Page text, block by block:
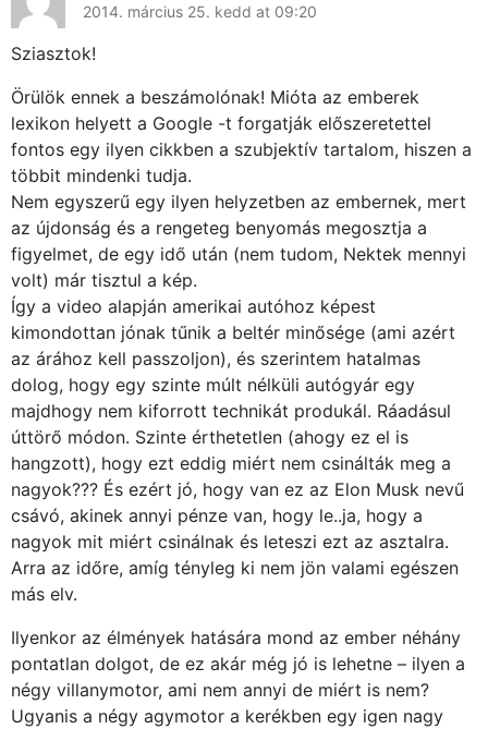
2014. március 25. kedd at 09:20
Sziasztok!
Örülök ennek a beszámolónak! Mióta az emberek
lexikon helyett a Google -t forgatják előszeretettel
fontos egy ilyen cikkben a szubjektív tartalom, hiszen a
többit mindenki tudja.
Nem egyszerű egy ilyen helyzetben az embernek, mert
az újdonság és a rengeteg benyomás megosztja a
figyelmet, de egy idő után (nem tudom, Nektek mennyi
volt) már tisztul a kép.
Így a video alapján amerikai autóhoz képest
kimondottan jónak tűnik a beltér minősége (ami azért
az árához kell passzoljon), és szerintem hatalmas
dolog, hogy egy szinte múlt nélküli autógyár egy
majdhogy nem kiforrott technikát produkál. Ráadásul
úttörő módon. Szinte érthetetlen (ahogy ez el is
hangzott), hogy ezt eddig miért nem csinálták meg a
nagyok??? És ezért jó, hogy van ez az Elon Musk nevű
csávó, akinek annyi pénze van, hogy le..ja, hogy a
nagyok mit miért csinálnak és leteszi ezt az asztalra.
Arra az időre, amíg tényleg ki nem jön valami egészen
más elv.
Ilyenkor az élmények hatására mond az ember néhány
pontatlan dolgot, de ez akár még jó is lehetne – ilyen a
négy villanymotor, ami nem annyi de miért is nem?
Ugyanis a négy agymotor a kerékben egy igen nagy